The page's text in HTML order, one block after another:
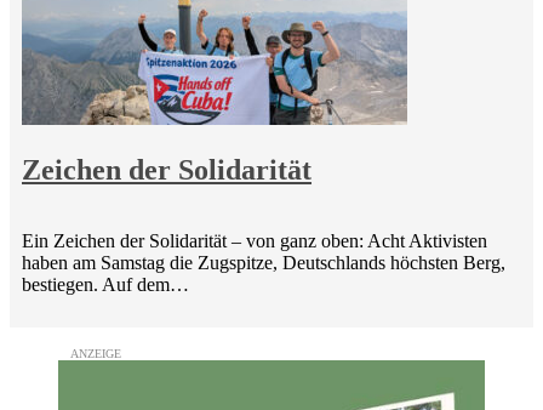
Zeichen der Solidarität
Ein Zeichen der Solidarität – von ganz oben: Acht Aktivisten
haben am Samstag die Zugspitze, Deutschlands höchsten Berg,
bestiegen. Auf dem…